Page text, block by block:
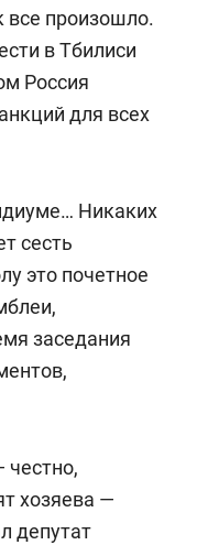
все произошло.
в Тбилиси
Россия
для всех
Никаких
сесть
это почетное
заседания
честно,
хозяева —
депутат